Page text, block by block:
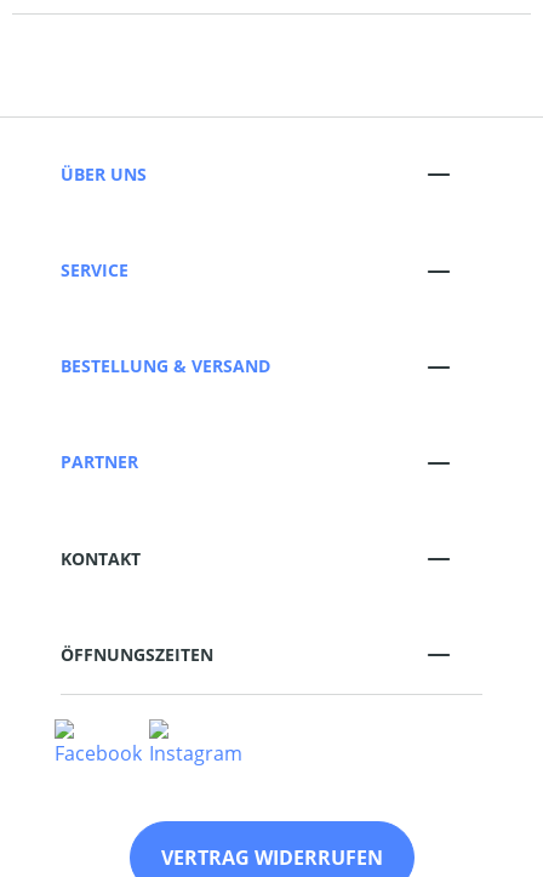
ÜBER UNS
SERVICE
BESTELLUNG & VERSAND
PARTNER
KONTAKT
ÖFFNUNGSZEITEN
VERTRAG WIDERRUFEN